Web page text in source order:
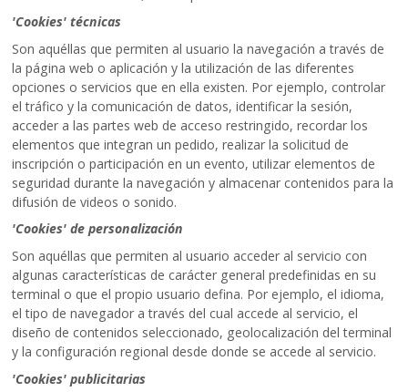
'Cookies' técnicas
Son aquéllas que permiten al usuario la navegación a través de
la página web o aplicación y la utilización de las diferentes
opciones o servicios que en ella existen. Por ejemplo, controlar
el tráfico y la comunicación de datos, identificar la sesión,
acceder a las partes web de acceso restringido, recordar los
elementos que integran un pedido, realizar la solicitud de
inscripción o participación en un evento, utilizar elementos de
seguridad durante la navegación y almacenar contenidos para la
difusión de videos o sonido.
'Cookies' de personalización
Son aquéllas que permiten al usuario acceder al servicio con
algunas características de carácter general predefinidas en su
terminal o que el propio usuario defina. Por ejemplo, el idioma,
el tipo de navegador a través del cual accede al servicio, el
diseño de contenidos seleccionado, geolocalización del terminal
y la configuración regional desde donde se accede al servicio.
'Cookies' publicitarias